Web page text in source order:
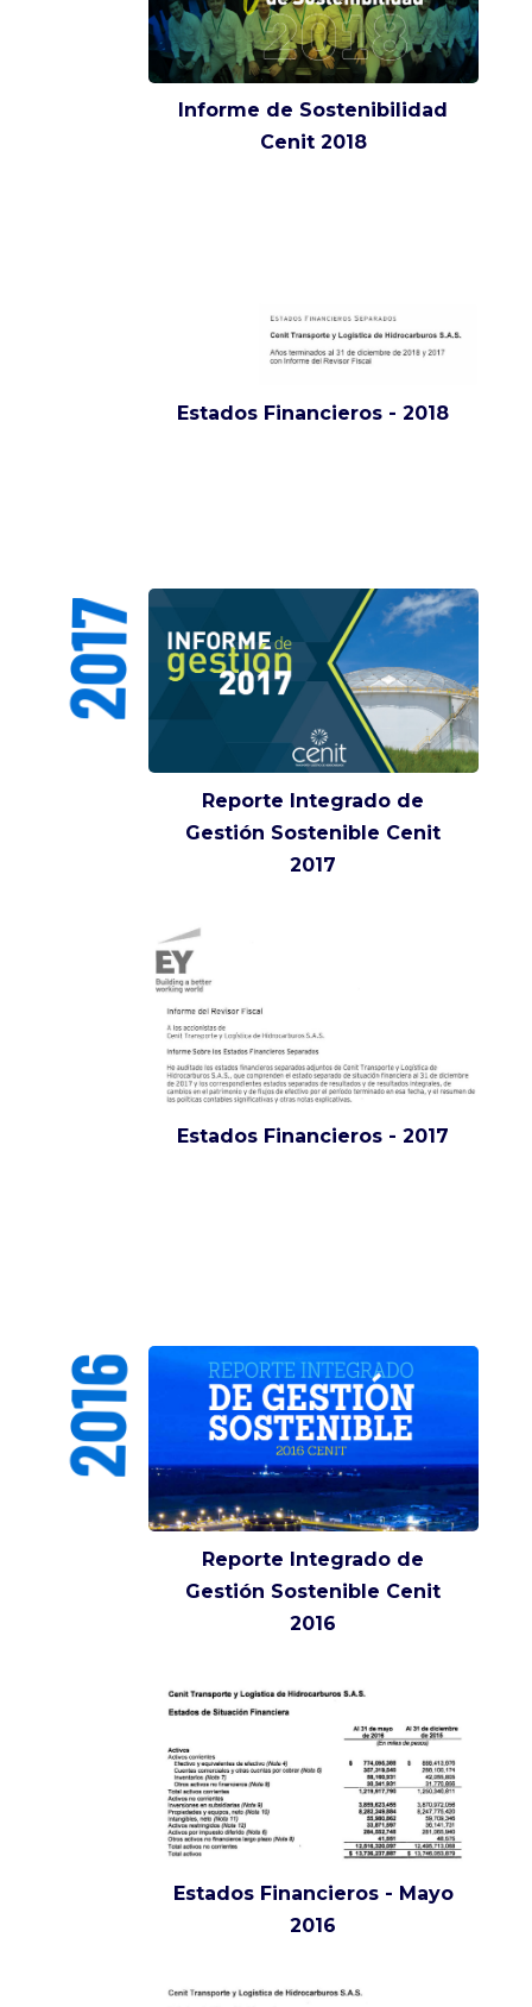
Informe de Sostenibilidad
Cenit 2018
Estados Financieros - 2018
2017
Reporte Integrado de
Gestión Sostenible Cenit
2017
Estados Financieros - 2017
2016
Reporte Integrado de
Gestión Sostenible Cenit
2016
Estados Financieros - Mayo
2016